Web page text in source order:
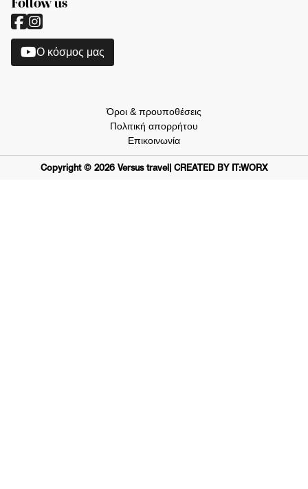
O κόσμος μας
Όροι & προυποθέσεις
Πολιτική απορρήτου
Επικοινωνία
Copyright © 2026 Versus travel| CREATED BY IT:WORX